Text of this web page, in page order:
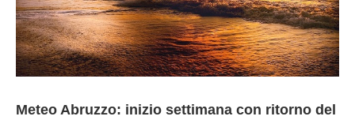
Meteo Abruzzo: inizio settimana con ritorno del